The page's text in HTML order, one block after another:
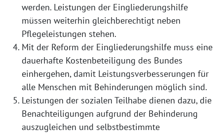
werden. Leistungen der Eingliederungshilfe
müssen weiterhin gleichberechtigt neben
Pflegeleistungen stehen.
Mit der Reform der Eingliederungshilfe muss eine
dauerhafte Kostenbeteiligung des Bundes
einhergehen, damit Leistungsverbesserungen für
alle Menschen mit Behinderungen möglich sind.
Leistungen der sozialen Teilhabe dienen dazu, die
Benachteiligungen aufgrund der Behinderung
auszugleichen und selbstbestimmte